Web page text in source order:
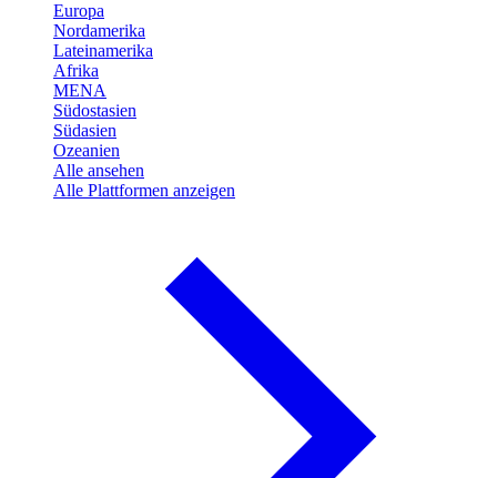
Europa
Nordamerika
Lateinamerika
Afrika
MENA
Südostasien
Südasien
Ozeanien
Alle ansehen
Alle Plattformen anzeigen